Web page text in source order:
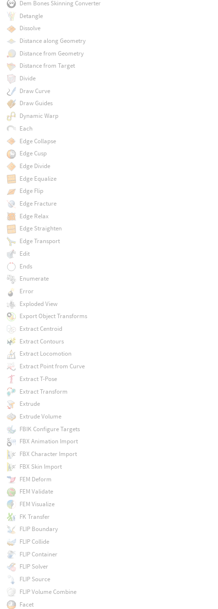
Dem Bones Skinning Converter
Detangle
Dissolve
Distance along Geometry
Distance from Geometry
Distance from Target
Divide
Draw Curve
Draw Guides
Dynamic Warp
Each
Edge Collapse
Edge Cusp
Edge Divide
Edge Equalize
Edge Flip
Edge Fracture
Edge Relax
Edge Straighten
Edge Transport
Edit
Ends
Enumerate
Error
Exploded View
Export Object Transforms
Extract Centroid
Extract Contours
Extract Locomotion
Extract Point from Curve
Extract T-Pose
Extract Transform
Extrude
Extrude Volume
FBIK Configure Targets
FBX Animation Import
FBX Character Import
FBX Skin Import
FEM Deform
FEM Validate
FEM Visualize
FK Transfer
FLIP Boundary
FLIP Collide
FLIP Container
FLIP Solver
FLIP Source
FLIP Volume Combine
Facet